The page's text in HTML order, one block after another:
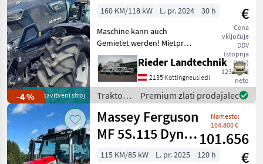
-4 %predstavitveni stroj
€
Cena
vključuje
DDV
(stopnja
20%)
123.840 €
neto
160 KM/118 kW L. pr. 2024
30 h
Maschine kann auch
Gemietet werden! Mietpreis
: € 38, - exkl. MwSt. Modell:
Powershift ohne Frontlader
Anbaukonsolen,
Beifahrersitz gepolstert mit
Sicherheitsgur
Rieder Landtechnik
2135 Kottingneusiedl
Traktor /
Deutz
Fahr
Premium zlati prodajalec
Massey Ferguson
MF 5S.115 Dyna-
4 Efficient
Namesto:
104.800 €
101.656
€
115 KM/85 kW L. pr. 2025
120 h